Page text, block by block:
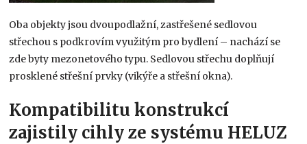
Oba objekty jsou dvoupodlažní, zastřešené sedlovou
střechou s podkrovím využitým pro bydlení – nachází se
zde byty mezonetového typu. Sedlovou střechu doplňují
prosklené střešní prvky (vikýře a střešní okna).
Kompatibilitu konstrukcí
zajistily cihly ze systému HELUZ